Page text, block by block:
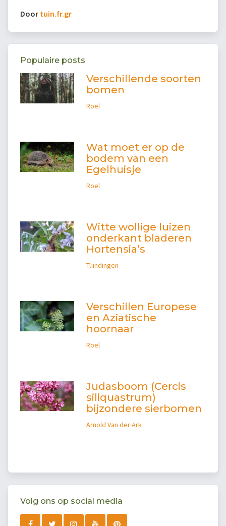
Door tuin.fr.gr
Populaire posts
Verschillende soorten
bomen
Roel
Wat moet er op de
bodem van een
Egelhuisje
Roel
Witte wollige luizen
onderkant bladeren
Hortensia’s
Tuindingen
Verschillen Europese
en Aziatische
hoornaar
Roel
Judasboom (Cercis
siliquastrum)
bijzondere sierbomen
Arnold Van der Ark
Volg ons op social media